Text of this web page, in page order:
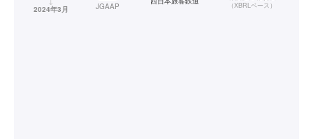
2024年3月
JGAAP （XBRLベース）